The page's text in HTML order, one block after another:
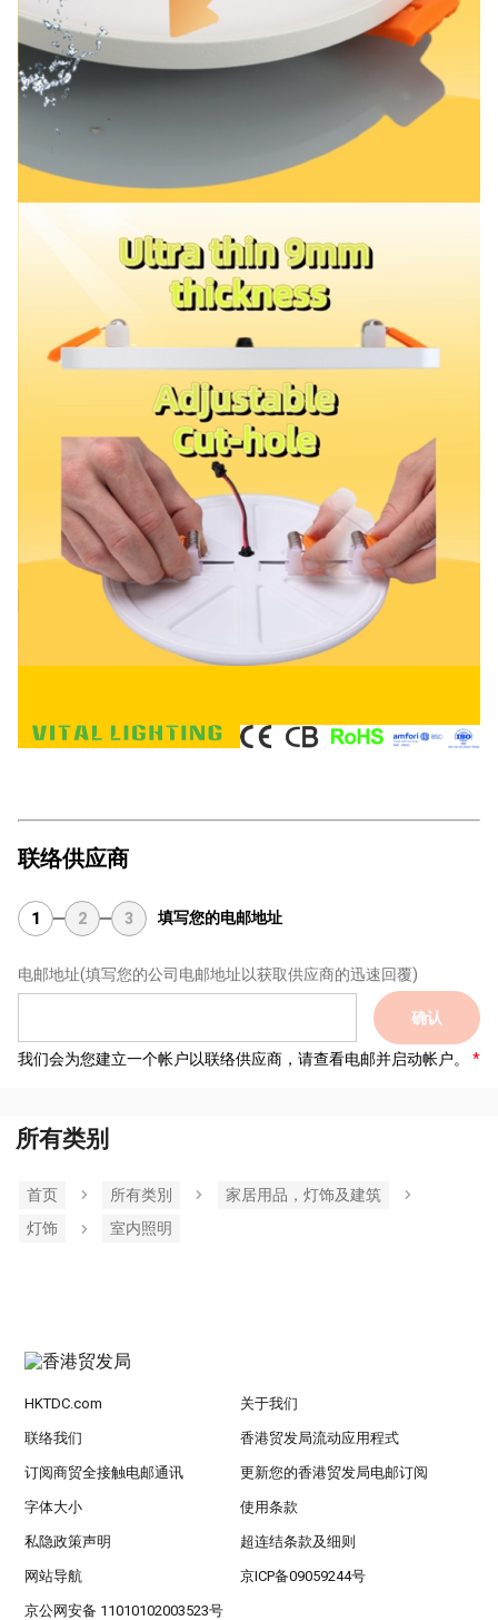
联络供应商
1 2 3 填写您的电邮地址
电邮地址(填写您的公司电邮地址以获取供应商的迅速回覆)
确认
我们会为您建立一个帐户以联络供应商，请查看电邮并启动帐户。
所有类别
首页 所有类別
家居用品，灯饰及建筑
灯饰
室内照明
HKTDC.com 关于我们
联络我们 香港贸发局流动应用程式
订阅商贸全接触电邮通讯 更新您的香港贸发局电邮订阅
字体大小 使用条款
私隐政策声明 超连结条款及细则
网站导航 京ICP备09059244号
京公网安备 11010102003523号